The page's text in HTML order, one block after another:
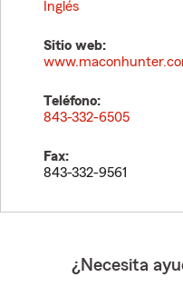
Inglés
Sitio web:
Teléfono:
843-332-6505
Fax:
843-332-9561
¿Necesita